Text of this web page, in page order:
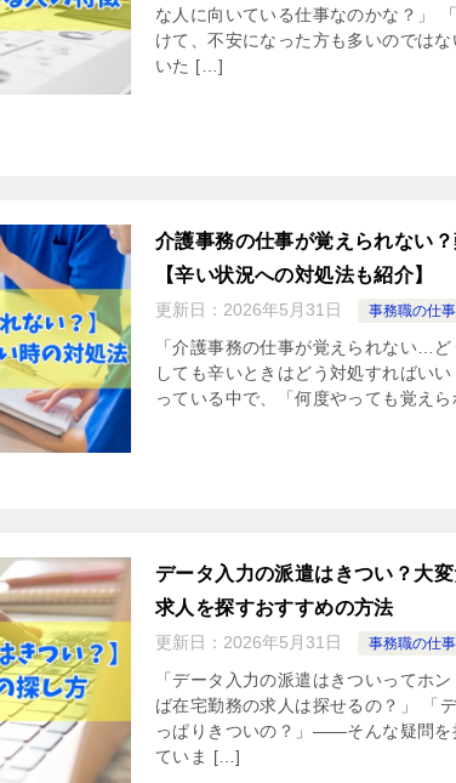
な人に向いている仕事なのかな？」
けて、不安になった方も多いのでは
いた […]
介護事務の仕事が覚えられない
【辛い状況への対処法も紹介】
更新日： 2026年5月31日 事務職の仕
「介護事務の仕事が覚えられない…
しても辛いときはどう対処すればい
っている中で、「何度やっても覚え
データ入力の派遣はきつい？大
求人を探すおすすめの方法
更新日： 2026年5月31日 事務職の仕
「データ入力の派遣はきついってホ
ば在宅勤務の求人は探せるの？」 「
っぱりきついの？」——そんな疑問を
ていま […]